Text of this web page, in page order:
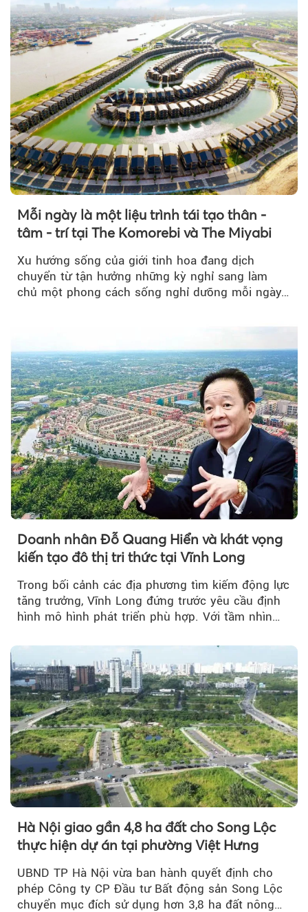
Mỗi ngày là một liệu trình tái tạo thân -
tâm - trí tại The Komorebi và The Miyabi
Xu hướng sống của giới tinh hoa đang dịch
chuyển từ tận hưởng những kỳ nghỉ sang làm
chủ một phong cách sống nghỉ dưỡng mỗi ngày…
Doanh nhân Đỗ Quang Hiển và khát vọng
kiến tạo đô thị tri thức tại Vĩnh Long
Trong bối cảnh các địa phương tìm kiếm động lực
tăng trưởng, Vĩnh Long đứng trước yêu cầu định
hình mô hình phát triển phù hợp. Với tầm nhìn
Hà Nội giao gần 4,8 ha đất cho Song Lộc
thực hiện dự án tại phường Việt Hưng
UBND TP Hà Nội vừa ban hành quyết định cho
phép Công ty CP Đầu tư Bất động sản Song Lộc
chuyển mục đích sử dụng hơn 3,8 ha đất nông